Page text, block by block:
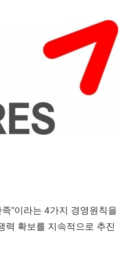
”이라는 4가지 경영원칙을
력 확보를 지속적으로 추진